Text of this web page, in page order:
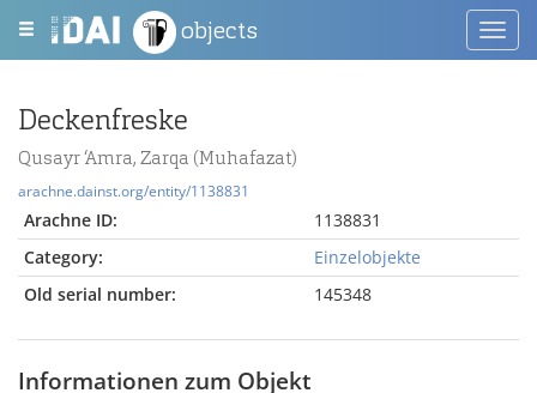
objects
Deckenfreske
Qusayr ‘Amra, Zarqa (Muhafazat)
arachne.dainst.org/entity/1138831
Arachne ID:
1138831
Category:
Einzelobjekte
Old serial number:
145348
Informationen zum Objekt